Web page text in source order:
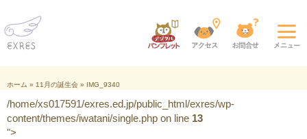
ホーム » 11月の誕生会 » IMG_9340
/home/xs017591/exres.ed.jp/public_html/exres/wp-
content/themes/iwatani/single.php on line 13
">